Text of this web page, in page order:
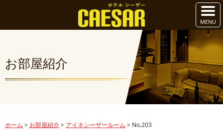
お部屋紹介
ホーム > お部屋紹介> アイネシーザールーム > No.203